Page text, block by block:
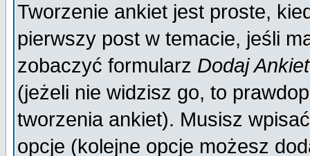
Tworzenie ankiet jest proste,
pierwszy post w temacie, jeśli
zobaczyć formularz Dodaj
(jeżeli nie widzisz go, to
tworzenia ankiet). Musisz
opcje (kolejne opcje możesz